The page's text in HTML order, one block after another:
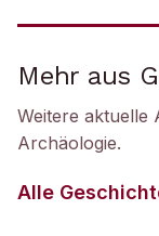
Mehr aus
Weitere aktuelle
Archäologie.
Alle